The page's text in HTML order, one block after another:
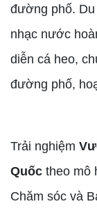
đường phố.
nhạc nước
diễn cá heo,
đường phố,
Trải nghiệm
Quốc theo mô
Chăm sóc và